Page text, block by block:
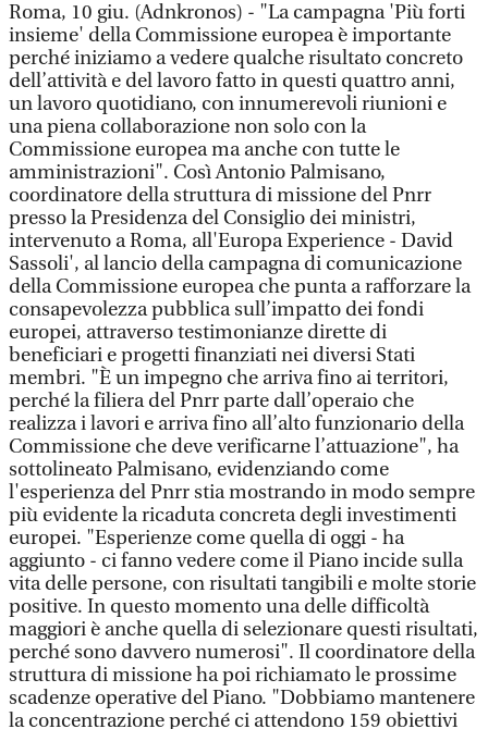
Roma, 10 giu. (Adnkronos) - "La campagna 'Più forti
insieme' della Commissione europea è importante
perché iniziamo a vedere qualche risultato concreto
dell’attività e del lavoro fatto in questi quattro anni,
un lavoro quotidiano, con innumerevoli riunioni e
una piena collaborazione non solo con la
Commissione europea ma anche con tutte le
amministrazioni". Così Antonio Palmisano,
coordinatore della struttura di missione del Pnrr
presso la Presidenza del Consiglio dei ministri,
intervenuto a Roma, all'Europa Experience - David
Sassoli', al lancio della campagna di comunicazione
della Commissione europea che punta a rafforzare la
consapevolezza pubblica sull’impatto dei fondi
europei, attraverso testimonianze dirette di
beneficiari e progetti finanziati nei diversi Stati
membri. "È un impegno che arriva fino ai territori,
perché la filiera del Pnrr parte dall’operaio che
realizza i lavori e arriva fino all’alto funzionario della
Commissione che deve verificarne l’attuazione", ha
sottolineato Palmisano, evidenziando come
l'esperienza del Pnrr stia mostrando in modo sempre
più evidente la ricaduta concreta degli investimenti
europei. "Esperienze come quella di oggi - ha
aggiunto - ci fanno vedere come il Piano incide sulla
vita delle persone, con risultati tangibili e molte storie
positive. In questo momento una delle difficoltà
maggiori è anche quella di selezionare questi risultati,
perché sono davvero numerosi". Il coordinatore della
struttura di missione ha poi richiamato le prossime
scadenze operative del Piano. "Dobbiamo mantenere
la concentrazione perché ci attendono 159 obiettivi